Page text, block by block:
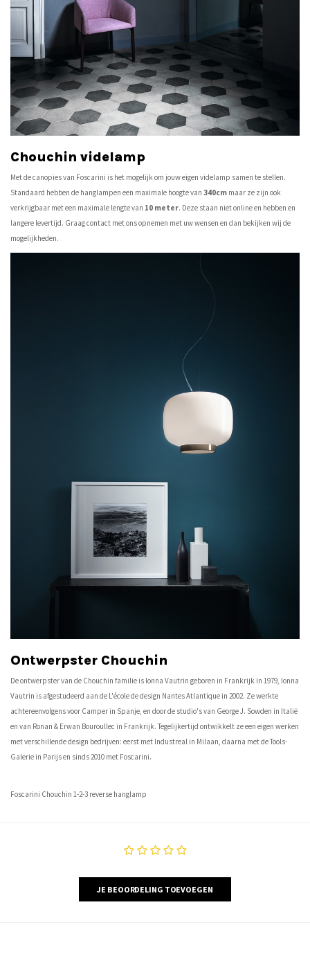
Chouchin videlamp
Met decanopies van Foscarini is het mogelijk om jouw eigen videlamp samen te stellen.
Standaard hebben de hanglampen een maximale hoogte van 340cm maar ze zijn ook
verkrijgbaar met een maximale lengte van 10 meter. Deze staan niet online en hebben en
langere levertijd. Graag contact met ons opnemen met uw wensen en dan bekijken wij de
mogelijkheden.
Ontwerpster Chouchin
De ontwerpster van de Chouchin familie is Ionna Vautrin geboren in Frankrijk in 1979, Ionna
Vautrin is afgestudeerd aan de L'école de design Nantes Atlantique in 2002. Ze werkte
achtereenvolgens voor Camper in Spanje, en door de studio's van George J. Sowden in Italië
en van Ronan & Erwan Bouroullec in Frankrijk. Tegelijkertijd ontwikkelt ze een eigen werken
met verschillende design bedrijven: eerst met Industreal in Milaan, daarna met de Tools-
Galerie in Parijs en sinds 2010 met Foscarini.
Foscarini Chouchin 1-2-3 reverse hanglamp
JE BEOORDELING TOEVOEGEN